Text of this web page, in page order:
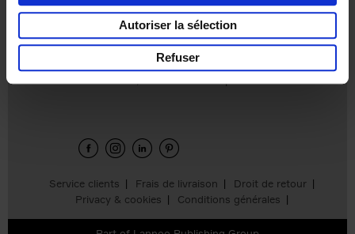
Autoriser la sélection
Refuser
Ajouter au panier
Service clients Frais de livraison
Droit de retour
Privacy & cookies
Conditions générales
Envie de bonnes idées de lecture, de